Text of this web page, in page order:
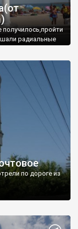
радиальные
по дороге из